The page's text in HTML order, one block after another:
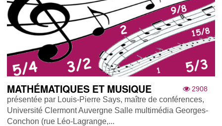
2908
MATHÉMATIQUES ET MUSIQUE
présentée par Louis-Pierre Says, maître de conférences,
Université Clermont Auvergne Salle multimédia Georges-
Conchon (rue Léo-Lagrange,...